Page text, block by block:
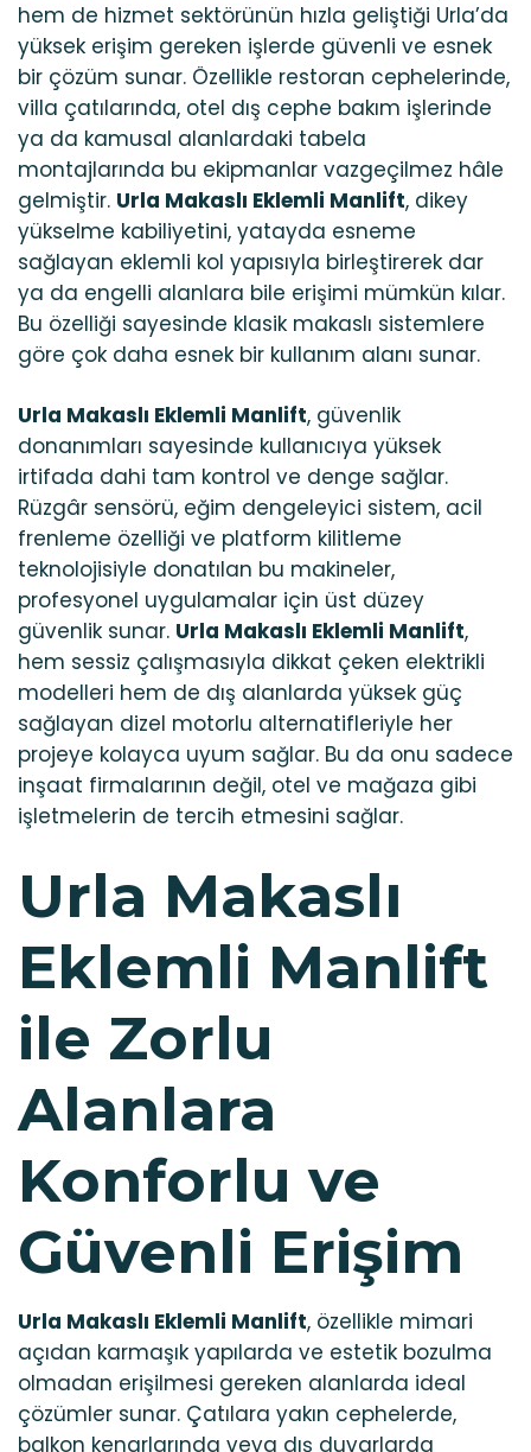
hem de hizmet sektörünün hızla geliştiği Urla’da
yüksek erişim gereken işlerde güvenli ve esnek
bir çözüm sunar. Özellikle restoran cephelerinde,
villa çatılarında, otel dış cephe bakım işlerinde
ya da kamusal alanlardaki tabela
montajlarında bu ekipmanlar vazgeçilmez hâle
gelmiştir. Urla Makaslı Eklemli Manlift, dikey
yükselme kabiliyetini, yatayda esneme
sağlayan eklemli kol yapısıyla birleştirerek dar
ya da engelli alanlara bile erişimi mümkün kılar.
Bu özelliği sayesinde klasik makaslı sistemlere
göre çok daha esnek bir kullanım alanı sunar.
Urla Makaslı Eklemli Manlift, güvenlik
donanımları sayesinde kullanıcıya yüksek
irtifada dahi tam kontrol ve denge sağlar.
Rüzgâr sensörü, eğim dengeleyici sistem, acil
frenleme özelliği ve platform kilitleme
teknolojisiyle donatılan bu makineler,
profesyonel uygulamalar için üst düzey
güvenlik sunar. Urla Makaslı Eklemli Manlift,
hem sessiz çalışmasıyla dikkat çeken elektrikli
modelleri hem de dış alanlarda yüksek güç
sağlayan dizel motorlu alternatifleriyle her
projeye kolayca uyum sağlar. Bu da onu sadece
inşaat firmalarının değil, otel ve mağaza gibi
işletmelerin de tercih etmesini sağlar.
Urla Makaslı
Eklemli Manlift
ile Zorlu
Alanlara
Konforlu ve
Güvenli Erişim
Urla Makaslı Eklemli Manlift, özellikle mimari
açıdan karmaşık yapılarda ve estetik bozulma
olmadan erişilmesi gereken alanlarda ideal
çözümler sunar. Çatılara yakın cephelerde,
balkon kenarlarında veya dış duvarlarda